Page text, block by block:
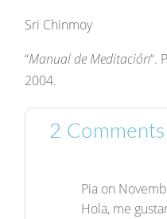
Sri Chinmoy
“Manual de Meditación“.
2004.
2 Comments
Pia on
Hola, me